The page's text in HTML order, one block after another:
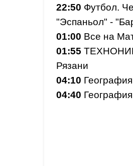
22:50 Футбол.
"Эспаньол" -
01:00 Все на
01:55
Рязани
04:10
04:40